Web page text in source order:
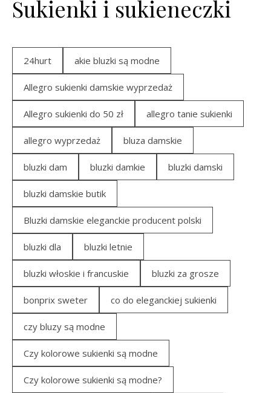
Sukienki i sukieneczki
24hurt akie bluzki są modne
Allegro sukienki damskie wyprzedaż
Allegro sukienki do 50 zł allegro tanie sukienki
allegro wyprzedaż bluza damskie
bluzki dam bluzki damkie bluzki damski
bluzki damskie butik
Bluzki damskie eleganckie producent polski
bluzki dla bluzki letnie
bluzki włoskie i francuskie bluzki za grosze
bonprix sweter co do eleganckiej sukienki
czy bluzy są modne
Czy kolorowe sukienki są modne
Czy kolorowe sukienki są modne?